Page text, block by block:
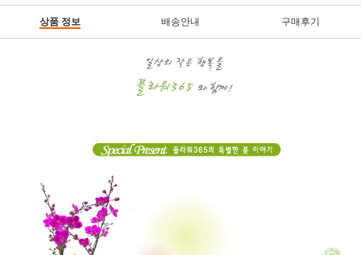
상품 정보 배송안내 구매후기